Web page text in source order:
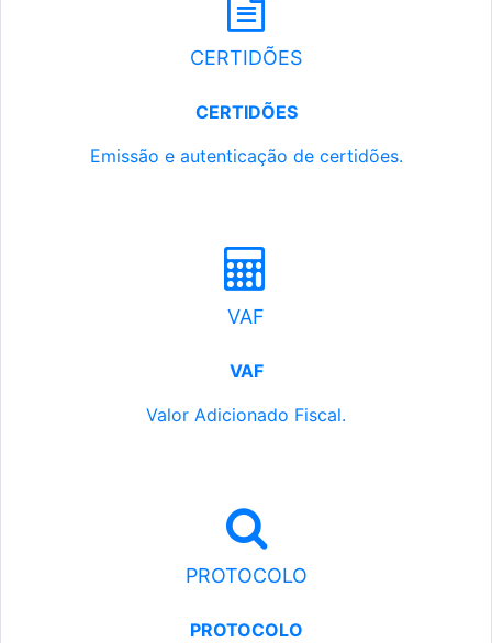
CERTIDÕES
CERTIDÕES
Emissão e autenticação de certidões.
VAF
VAF
Valor Adicionado Fiscal.
PROTOCOLO
PROTOCOLO